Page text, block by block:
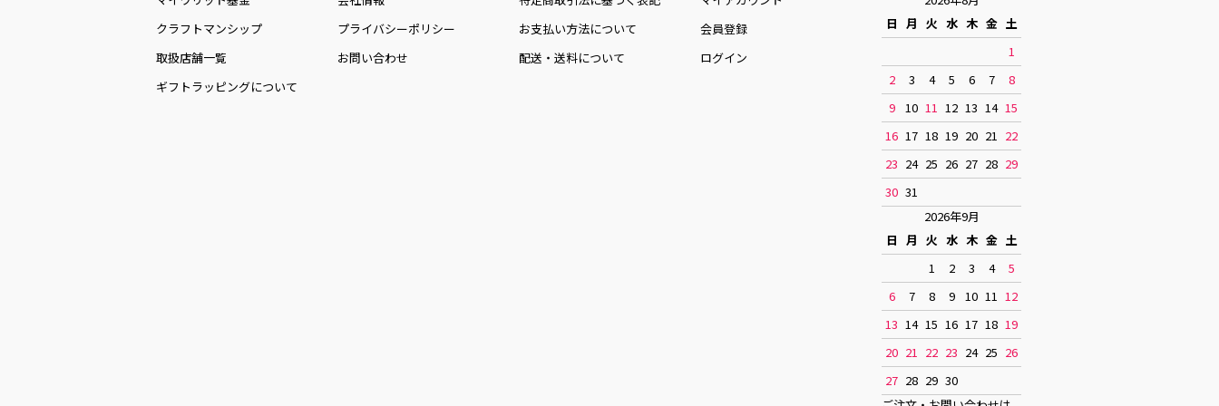
クラフトマンシップ
取扱店舗一覧
ギフトラッピングについて
プライバシーポリシー
お問い合わせ
お⽀払い⽅法について
配送・送料について
会員登録
ログイン
日 月 火 水 木 金 土
1
2
3 4 5 6 7
8
9
10 11 12 13 14 15
16 17 18 19 20 21 22
23 24 25 26 27 28 29
30 31
2026年9月
日 月 火 水 木 金 土
1
2 3 4
5
6
7 8 9 10 11 12
13 14 15 16 17 18 19
20 21 22 23 24 25 26
27 28 29 30